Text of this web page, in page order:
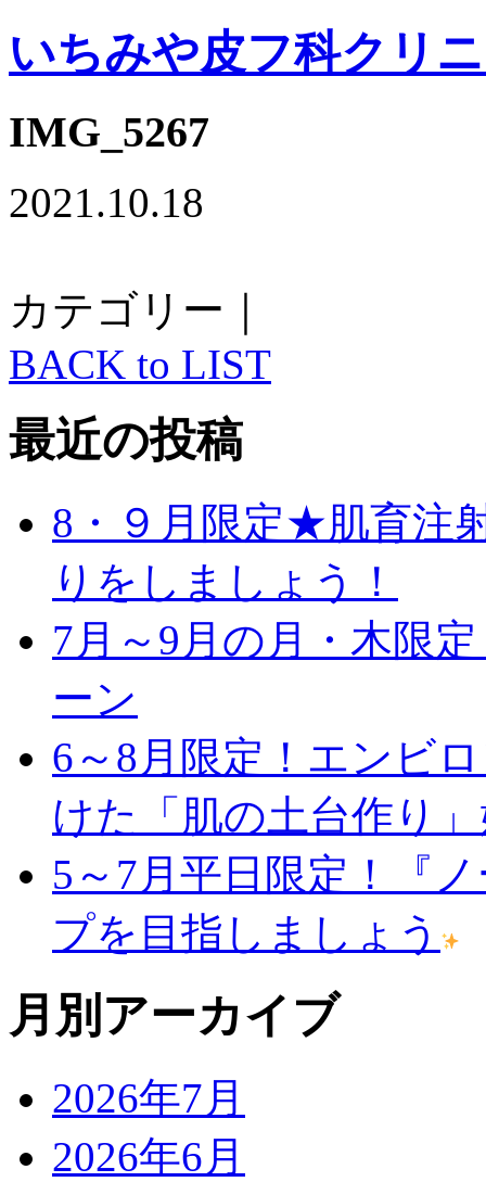
いちみや皮フ科クリ
IMG_5267
2021.10.18
カテゴリー｜
BACK to LIST
最近の投稿
8・９月限定★肌育注
りをしましょう！
7月～9月の月・木限
ーン
6～8月限定！エンビ
けた「肌の土台作り
5～7月平日限定！『
プを目指しましょう
月別アーカイブ
2026年7月
2026年6月